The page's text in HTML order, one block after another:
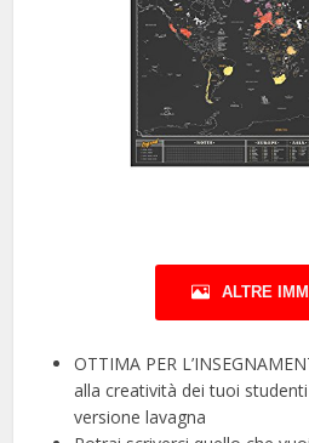
ALTRE
OTTIMA PER
alla creatività dei tuoi
versione lavagna